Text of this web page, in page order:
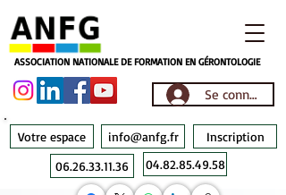
ASSOCIATION NATIONALE DE FORMATION EN GÉRONTOLOGIE
Se connecter
Votre espace info@anfg.fr
Inscription
06.26.33.11.36
04.82.85.49.58